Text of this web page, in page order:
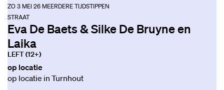
Eva De Baets & Silke De Bruyne en
Laika
LEFT (12+)
STRAAT
ZO 3 MEI 26 MEERDERE TIJDSTIPPEN
op locatie
op locatie in Turnhout